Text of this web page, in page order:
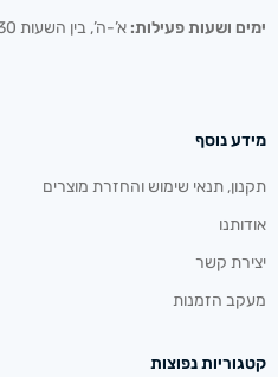
ימים ושעות פעילות: א’-ה’, בין השעות 08:30-16:30
מידע נוסף
תקנון, תנאי שימוש והחזרת מוצרים
אודותנו
יצירת קשר
מעקב הזמנות
קטגוריות נפוצות